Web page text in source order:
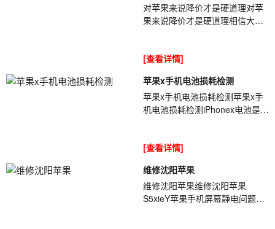
对苹果来说降价才是硬道理对苹
果来说降价才是硬道理相信大家
其实...
[查看详情]
苹果x手机电池损耗检测
苹果x手机电池损耗检测苹果x手
机电池损耗检测iPhonex电池是消
户不...
[查看详情]
维修沈阳苹果
维修沈阳苹果维修沈阳苹果
S5xieY苹果手机屏幕静电问题导